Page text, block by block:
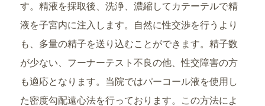
す。精液を採取後、洗浄、濃縮してカテーテルで精
液を子宮内に注入します。自然に性交渉を行うより
も、多量の精子を送り込むことができます。精子数
が少ない、フーナーテスト不良の他、性交障害の方
も適応となります。当院ではパーコール液を使用し
た密度勾配遠心法を行っております。この方法によ